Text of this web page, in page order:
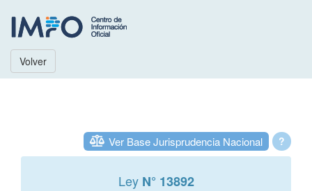
Volver
?
Ver Base Jurisprudencia Nacional
Ley N° 13892